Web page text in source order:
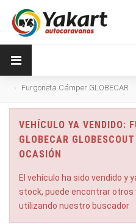
Furgoneta Cámper GLOBECAR
VEHÍCULO YA VENDIDO:
GLOBECAR
OCASIÓN
El vehículo ha sido vendido y
stock, puede encontrar otros
utilizando nuestro buscador